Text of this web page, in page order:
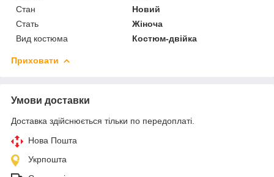
Стан
Новий
Стать
Жіноча
Вид костюма
Костюм-двійка
Приховати
Умови доставки
Доставка здійснюється тільки по передоплаті.
Нова Пошта
Укрпошта